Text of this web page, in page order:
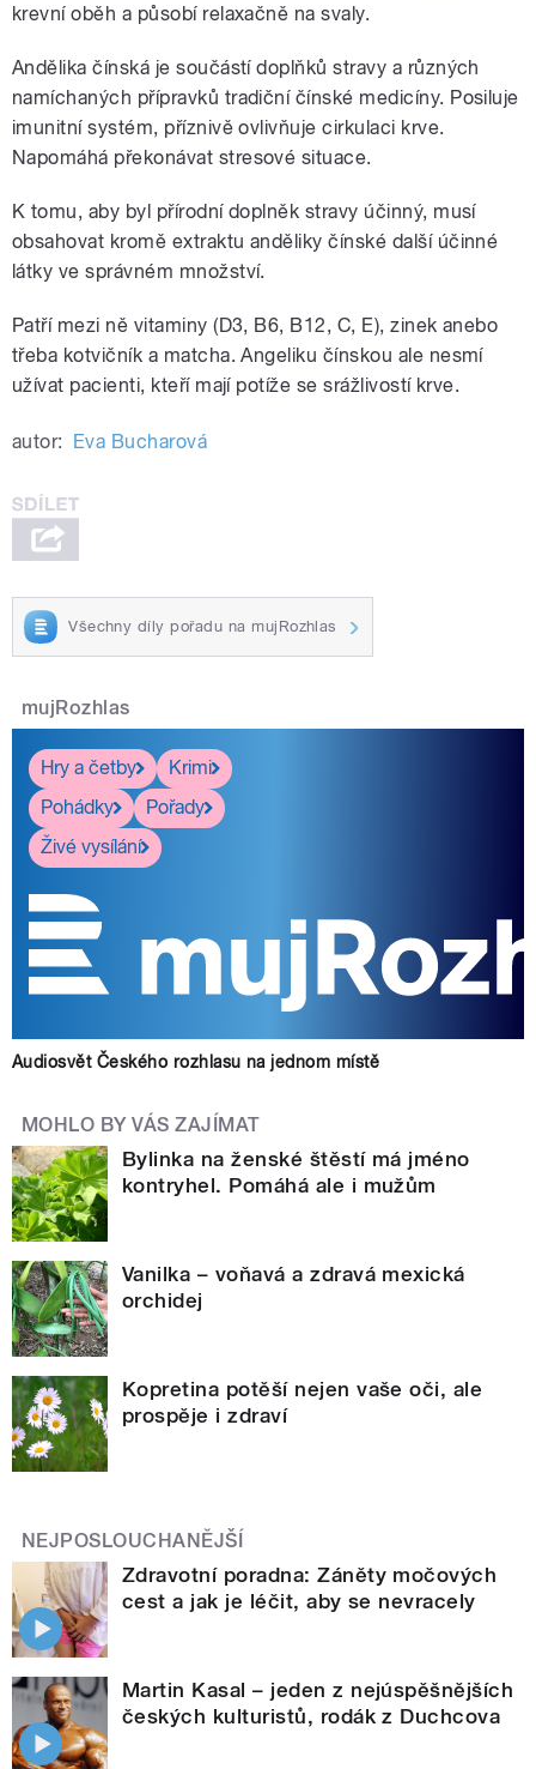
krevní oběh a působí relaxačně na svaly.
Andělika čínská je součástí doplňků stravy a různých
namíchaných přípravků tradiční čínské medicíny. Posiluje
imunitní systém, příznivě ovlivňuje cirkulaci krve.
Napomáhá překonávat stresové situace.
K tomu, aby byl přírodní doplněk stravy účinný, musí
obsahovat kromě extraktu anděliky čínské další účinné
látky ve správném množství.
Patří mezi ně vitaminy (D3, B6, B12, C, E), zinek anebo
třeba kotvičník a matcha. Angeliku čínskou ale nesmí
užívat pacienti, kteří mají potíže se srážlivostí krve.
autor: Eva Bucharová
Všechny díly pořadu na mujRozhlas
mujRozhlas
Hry a četby
Krimi
Pohádky
Pořady
Živé vysílání
Audiosvět Českého rozhlasu na jednom místě
MOHLO BY VÁS ZAJÍMAT
Bylinka na ženské štěstí má jméno
kontryhel. Pomáhá ale i mužům
Vanilka – voňavá a zdravá mexická
orchidej
Kopretina potěší nejen vaše oči, ale
prospěje i zdraví
NEJPOSLOUCHANĚJŠÍ
Zdravotní poradna: Záněty močových
cest a jak je léčit, aby se nevracely
Martin Kasal – jeden z nejúspěšnějších
českých kulturistů, rodák z Duchcova